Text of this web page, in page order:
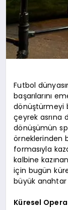
Futbol
başarılarını
dönüştürmeyi
çeyrek asrına
dönüşümün
örneklerinden
formasıyla
kalbine
için bugün
büyük
Küresel